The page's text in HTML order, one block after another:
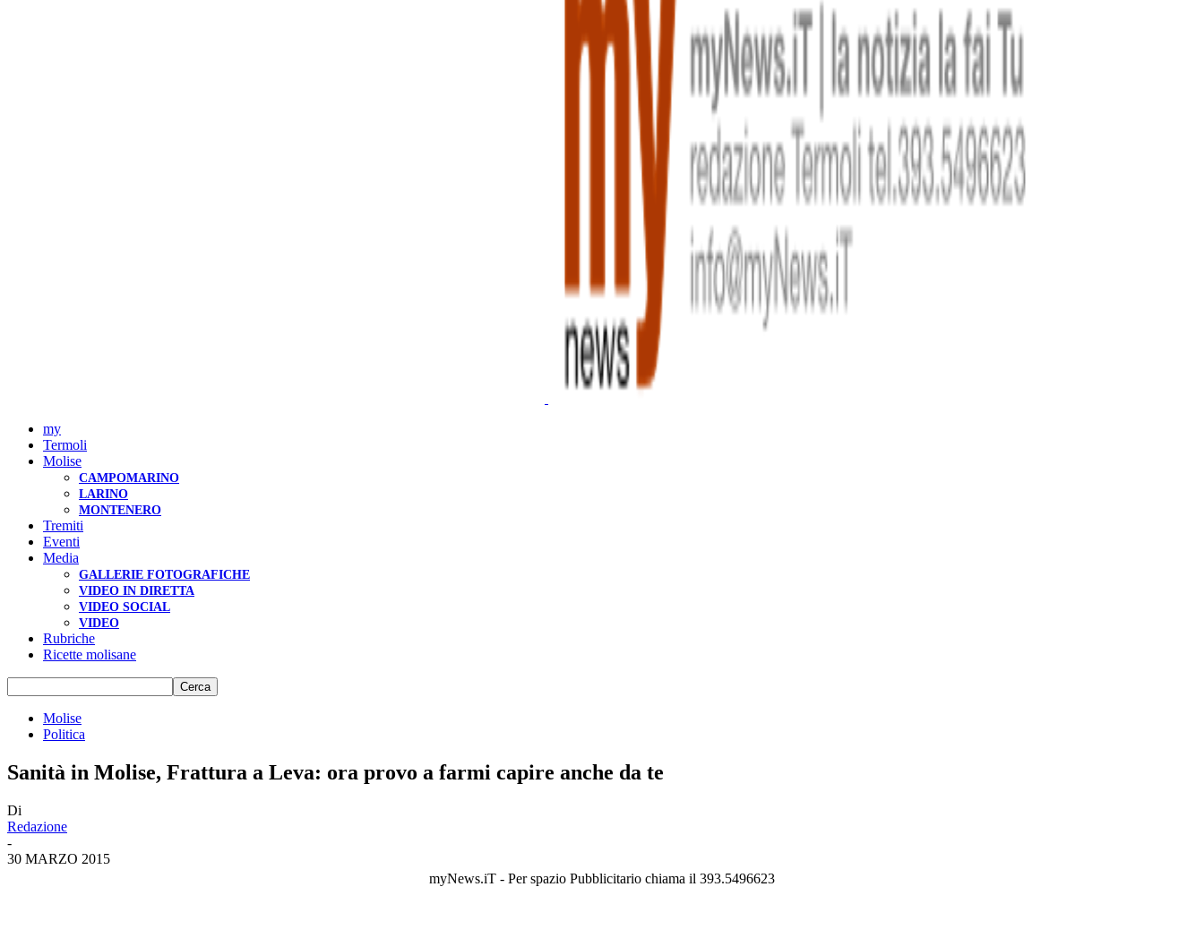
my
Termoli
Molise
CAMPOMARINO
LARINO
MONTENERO
Tremiti
Eventi
Media
GALLERIE FOTOGRAFICHE
VIDEO IN DIRETTA
VIDEO SOCIAL
VIDEO
Rubriche
Ricette molisane
Molise
Politica
Sanità in Molise, Frattura a Leva: ora provo a farmi capire anche da te
Di
Redazione
-
30 MARZO 2015
myNews.iT - Per spazio Pubblicitario chiama il 393.5496623